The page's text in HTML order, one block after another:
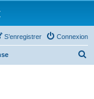
Connexion
S’enregistrer